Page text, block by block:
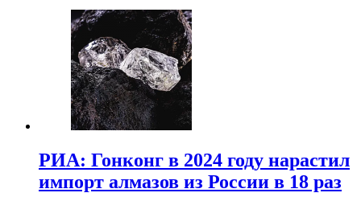
РИА: Гонконг в 2024 году нарастил
импорт алмазов из России в 18 раз